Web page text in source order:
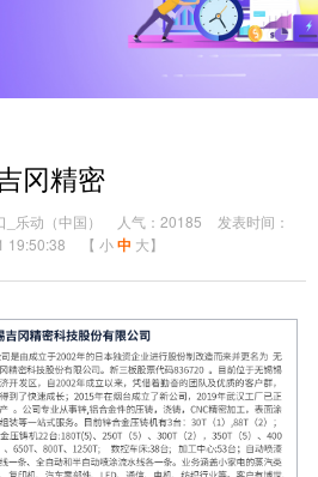
冈精密
乐动（中国） 人气：20185
发表时间：
19:50:38
【 小中 大】